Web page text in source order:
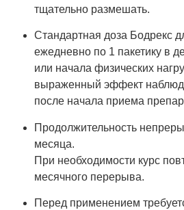
тщательно размешать.
Стандартная доза Бодрекс
ежедневно по 1 пакетику в
или начала физических
выраженный эффект
после начала приема
Продолжительность
месяца.
При необходимости курс
месячного перерыва.
Перед применением